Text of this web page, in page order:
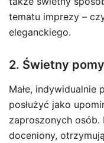
tematu imprezy –
eleganckiego.
2. Świetny
Małe,
posłużyć jako
zaproszonych osób.
doceniony,